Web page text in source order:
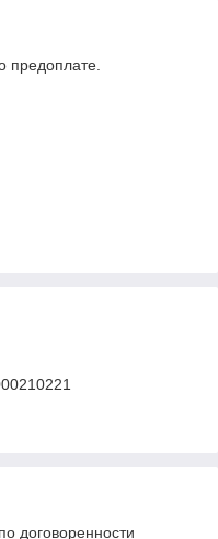
предоплате.
договоренности